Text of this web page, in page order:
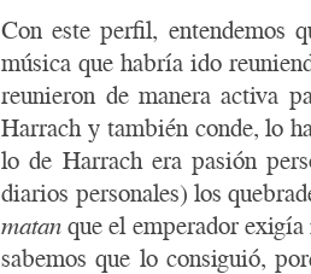
Con este perfil, entendemos
música que habría ido
reunieron de manera activa
Harrach y también conde, lo
lo de Harrach era pasión
diarios personales) los
matan que el emperador
sabemos que lo consiguió,